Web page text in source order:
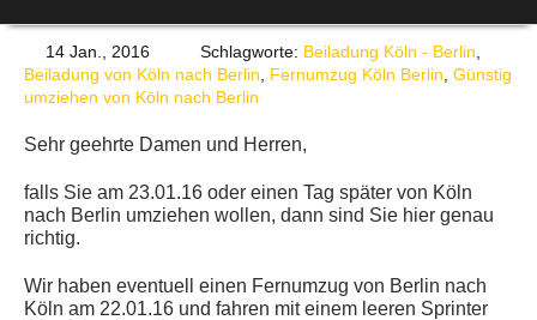
MEIN UMZUG
PREISE
UMZUGSPLANUNG
AKTUELLES
14 Jan., 2016 Schlagworte: Beiladung Köln - Berlin
Beiladung von Köln nach Berlin
Fernumzug Köln Berlin Günstig
umziehen von Köln nach Berlin
Sehr geehrte Damen und Herren,
falls Sie am 23.01.16 oder einen Tag später von Köln
nach Berlin umziehen wollen, dann sind Sie hier genau
richtig.
Wir haben eventuell einen Fernumzug von Berlin nach
Köln am 22.01.16 und fahren mit einem leeren Sprinter